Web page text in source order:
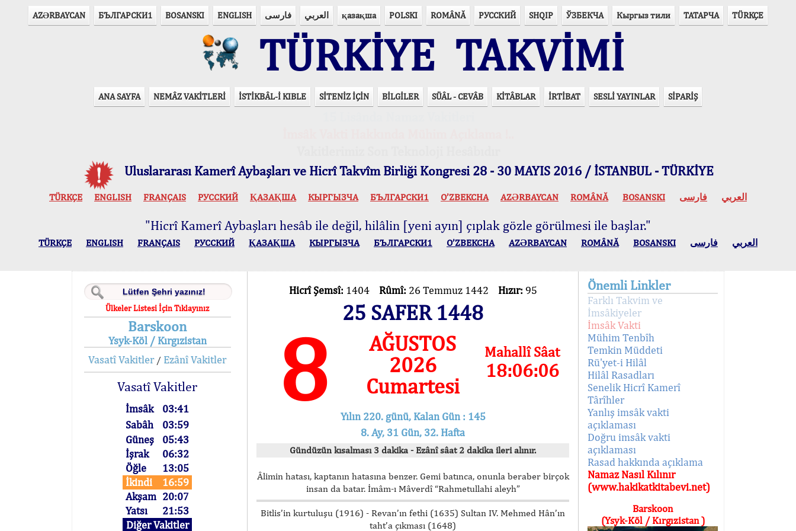
AZӘRBAYCAN БЪЛГАРСКИ1 BOSANSKI ENGLISH فارسی العربي қазақша POLSKI ROMÂNĂ РУССКИЙ SHQIP ЎЗБЕКЧА Кыргыз тили ТАТАРЧА TÜRKÇE
TÜRKİYE TAKVİMİ
ANA SAYFA NEMÂZ VAKİTLERİ İSTİKBÂL-İ KIBLE SİTENİZ İÇİN BİLGİLER SÜÂL - CEVÂB KİTÂBLAR İRTİBAT SESLİ YAYINLAR SİPARİŞ
Uluslararası Kamerî Aybaşları ve Hicrî Takvîm Birliği Kongresi 28 - 30 MAYIS 2016 / İSTANBUL - TÜRKİYE
TÜRKÇE ENGLISH FRANÇAIS РУССКИЙ ҚАЗАҚША КЫPГЫЗЧA БЪЛГАРСКИ1 O’ZBEKCHA AZӘRBAYCAN ROMÂNĂ BOSANSKI العربي فارسی
"Hicrî Kamerî Aybaşları hesâb ile değil, hilâlin [yeni ayın] çıplak gözle görülmesi ile başlar."
TÜRKÇE ENGLISH FRANÇAIS РУССКИЙ ҚАЗАҚША КЫPГЫЗЧA БЪЛГАРСКИ1 O’ZBEKCHA AZӘRBAYCAN ROMÂNĂ BOSANSKI العربي فارسی
Ülkeler Listesi İçin Tıklayınız
Barskoon
Ysyk-Köl / Kırgızistan
Vasatî Vakitler/ Ezânî Vakitler
Vasatî Vakitler
İmsâk
03:41
Sabâh
03:59
Güneş
05:43
İşrak
06:32
Öğle
13:05
İkindi
16:59
Akşam 20:07
Yatsı
21:53
Diğer Vakitler
Hicrî Şemsî: 1404 Rûmî: 26 Temmuz 1442 Hızır: 95
25 SAFER 1448
8
AĞUSTOS
2026
Cumartesi
Mahallî Sâat
18:06:06
Yılın 220. günü, Kalan Gün : 145
8. Ay, 31 Gün, 32. Hafta
Gündüzün kısalması 3 dakika - Ezânî sâat 2 dakika ileri alınır.
Âlimin hatası, kaptanın hatasına benzer. Gemi batınca, onunla beraber birçok
insan da batar. İmâm-ı Mâverdî “Rahmetullahi aleyh”
Bitlis’in kurtuluşu (1916) - Revan’ın fethi (1635) Sultan IV. Mehmed Hân’ın
taht’a çıkması (1648)
Önemli Linkler
Farklı Takvim ve
İmsâkiyeler
İmsâk Vakti
Mühim Tenbîh
Temkin Müddeti
Rü'yet-i Hilâl
Hilâl Rasadları
Senelik Hicrî Kamerî
Târîhler
Yanlış imsâk vakti
açıklaması
Doğru imsâk vakti
açıklaması
Rasad hakkında açıklama
Namaz Nasıl Kılınır
(www.hakikatkitabevi.net)
Barskoon
(Ysyk-Köl / Kırgızistan )